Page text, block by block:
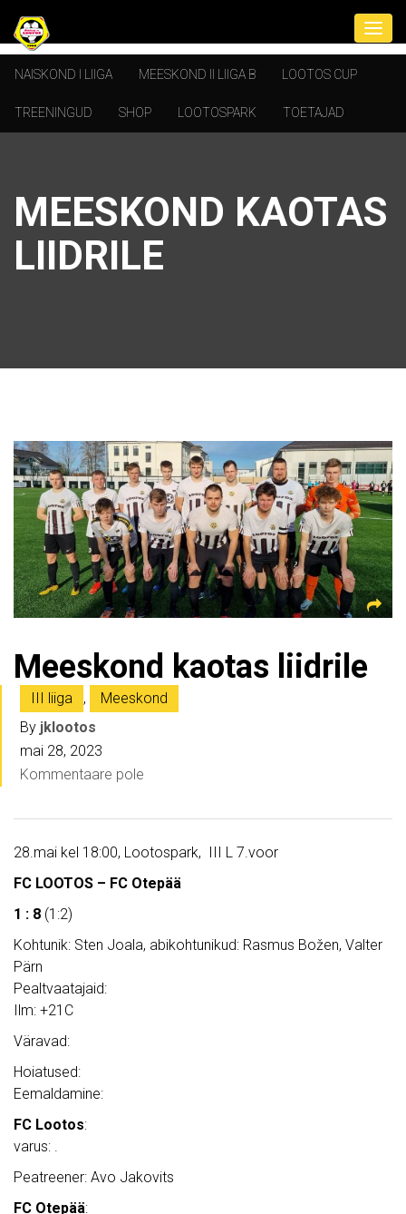
NAISKOND I LIIGA MEESKOND II LIIGA B LOOTOS CUP
TREENINGUD SHOP LOOTOSPARK TOETAJAD
MEESKOND KAOTAS
LIIDRILE
Meeskond kaotas liidrile
III liiga ,
Meeskond
By jklootos
mai 28, 2023
Kommentaare pole
28.mai kel 18:00, Lootospark, III L 7.voor
FC LOOTOS – FC Otepää
1 : 8 (1:2)
Kohtunik: Sten Joala, abikohtunikud: Rasmus Božen, Valter
Pärn
Pealtvaatajaid:
Ilm: +21C
Väravad:
Hoiatused:
Eemaldamine:
FC Lootos:
varus: .
Peatreener: Avo Jakovits
FC Otepää: